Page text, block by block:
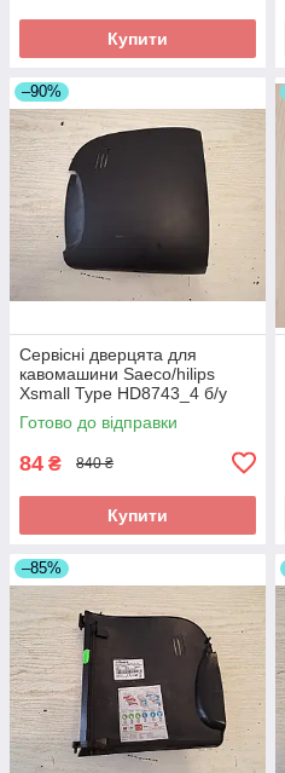
Купити
–90%
Сервісні дверцята для
кавомашини Saeco/hilips
Xsmall Type HD8743_4 б/у
Відломан замок
Готово до відправки
84 ₴ 840 ₴
Купити
–85%